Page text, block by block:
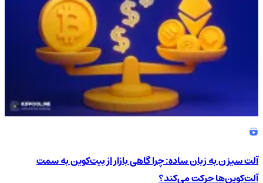
آلت سیزن به زبان ساده: چرا گاهی بازار از بیت‌کوین به سمت
آلت‌کوین‌ها حرکت می‌کند؟